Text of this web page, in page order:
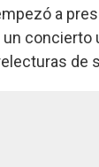
a
concierto
de